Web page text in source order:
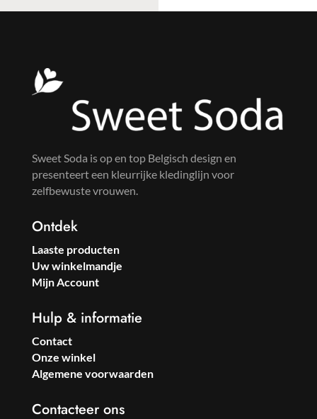
Sweet Soda is op en top Belgisch design en
presenteert een kleurrijke kledinglijn voor
zelfbewuste vrouwen.
Ontdek
Laaste producten
Uw winkelmandje
Mijn Account
Hulp & informatie
Contact
Onze winkel
Algemene voorwaarden
Contacteer ons